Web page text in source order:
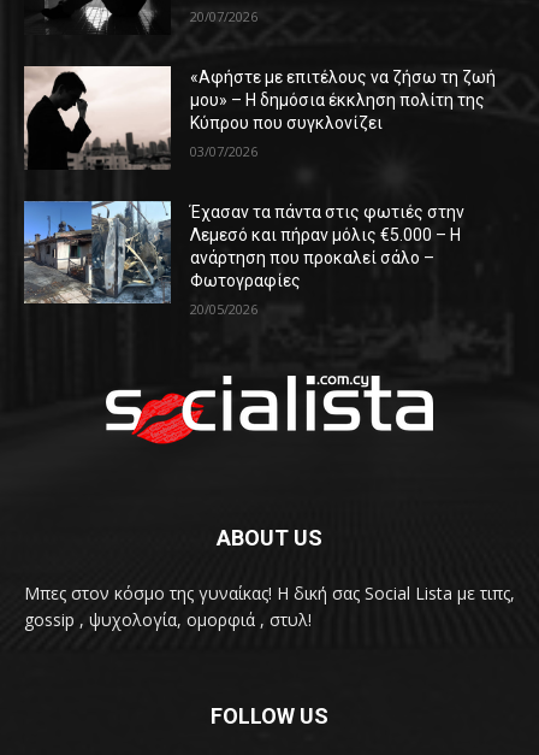
20/07/2026
«Αφήστε με επιτέλους να ζήσω τη ζωή
μου» – Η δημόσια έκκληση πολίτη της
Κύπρου που συγκλονίζει
03/07/2026
Έχασαν τα πάντα στις φωτιές στην
Λεμεσό και πήραν μόλις €5.000 – Η
ανάρτηση που προκαλεί σάλο –
Φωτογραφίες
20/05/2026
ABOUT US
Μπες στον κόσμο της γυναίκας! H δική σας Social Lista με τιπς,
gossip , ψυχολογία, ομορφιά , στυλ!
FOLLOW US